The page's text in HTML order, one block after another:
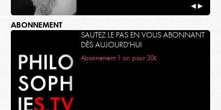
◀ ▶
ABONNEMENT
SAUTEZ LE PAS EN VOUS ABONNANT
DÈS AUJOURD’HUI
Abonnement 1 an pour 30€